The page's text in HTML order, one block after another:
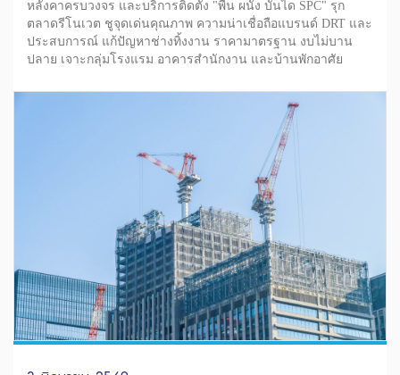
หลังคาครบวงจร และบริการติดตั้ง "พื้น ผนัง บันได SPC" รุก
ตลาดรีโนเวต ชูจุดเด่นคุณภาพ ความน่าเชื่อถือแบรนด์ DRT และ
ประสบการณ์ แก้ปัญหาช่างทิ้งงาน ราคามาตรฐาน งบไม่บาน
ปลาย เจาะกลุ่มโรงแรม อาคารสำนักงาน และบ้านพักอาศัย